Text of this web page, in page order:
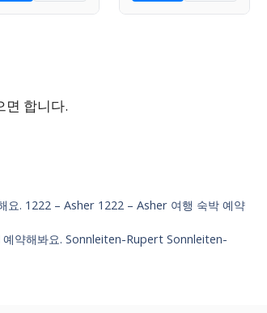
면 합니다.
요. 1222 – Asher 1222 – Asher 여행 숙박 예약
예약해봐요. Sonnleiten-Rupert Sonnleiten-